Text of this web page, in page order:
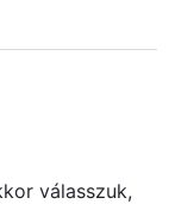
válasszuk,